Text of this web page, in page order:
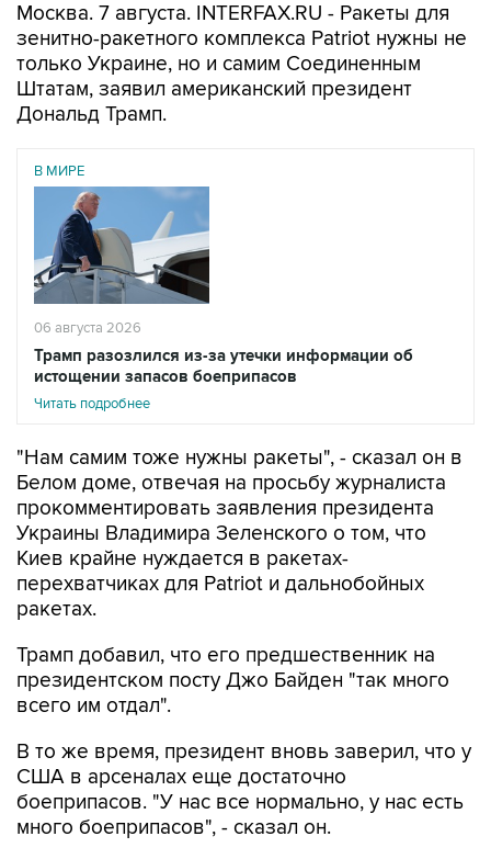
Москва. 7 августа. INTERFAX.RU - Ракеты для
зенитно-ракетного комплекса Patriot нужны не
только Украине, но и самим Соединенным
Штатам, заявил американский президент
Дональд Трамп.
В МИРЕ
06 августа 2026
Трамп разозлился из-за утечки информации об
истощении запасов боеприпасов
Читать подробнее
"Нам самим тоже нужны ракеты", - сказал он в
Белом доме, отвечая на просьбу журналиста
прокомментировать заявления президента
Украины Владимира Зеленского о том, что
Киев крайне нуждается в ракетах-
перехватчиках для Patriot и дальнобойных
ракетах.
Трамп добавил, что его предшественник на
президентском посту Джо Байден "так много
всего им отдал".
В то же время, президент вновь заверил, что у
США в арсеналах еще достаточно
боеприпасов. "У нас все нормально, у нас есть
много боеприпасов", - сказал он.